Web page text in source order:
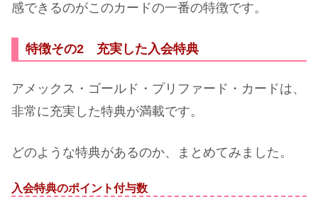
感できるのがこのカードの一番の特徴です。
特徴その2 充実した入会特典
アメックス・ゴールド・プリファード・カードは、
非常に充実した特典が満載です。
どのような特典があるのか、まとめてみました。
入会特典のポイント付与数